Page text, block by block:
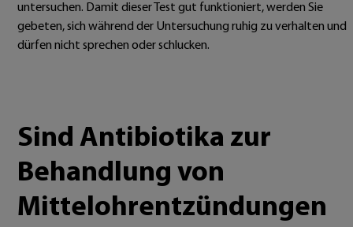
untersuchen. Damit dieser Test gut funktioniert, werden Sie
gebeten, sich während der Untersuchung ruhig zu verhalten und
dürfen nicht sprechen oder schlucken.
Sind Antibiotika zur
Behandlung von
Mittelohrentzündungen